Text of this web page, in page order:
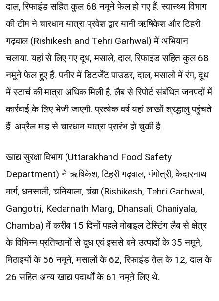
दाल, रिफाइंड सहित कुल 68 नमूने फेल हो गए हैं. स्वास्थ्य विभाग
की टीम ने चारधाम यात्रा प्रवेश द्वार यानी ऋषिकेश और टिहरी
गढ़वाल (Rishikesh and Tehri Garhwal) में अभियान
चलाया. यहां से लिए गए दूध, मसाले, दाल, रिफाइंड सहित कुल 68
नमूने फेल हुए हैं. पनीर में डिटर्जेंट पाउडर, दाल, मसालों में रंग, दूध
में स्टार्च की मात्रा अधिक मिली है. लैब से रिपोर्ट संबंधित जनपदों में
कार्रवाई के लिए भेजी जाएगी. प्रत्येक वर्ष यहां लाखों श्रद्धालु पहुंचते
हैं. अप्रैल माह से चारधाम यात्रा प्रारंभ हो चुकी है.
खाद्य सुरक्षा विभाग (Uttarakhand Food Safety
Department) ने ऋषिकेश, टिहरी गढ़वाल, गंगोत्री, केदारनाथ
मार्ग, धनसाली, चनियाला, चंबा (Rishikesh, Tehri Garhwal,
Gangotri, Kedarnath Marg, Dhansali, Chaniyala,
Chamba) में करीब 15 दिनों पहले मोबाइल टेस्टिंग लैब से क्षेत्र
के विभिन्न प्रतिष्ठानों से दूध एवं इससे बने उत्पादों के 35 नमूने,
मिठाइयों के 56 नमूने, मसालों के 62, रिफाइंड तेल के 12, दाल के
26 सहित अन्य खाद्य पदार्थों के 61 नमूने लिए थे.